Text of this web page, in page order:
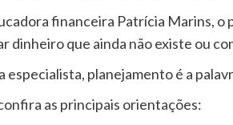
financeira Patrícia Marins,
dinheiro que ainda não existe ou
especialista, planejamento é a
as principais orientações: